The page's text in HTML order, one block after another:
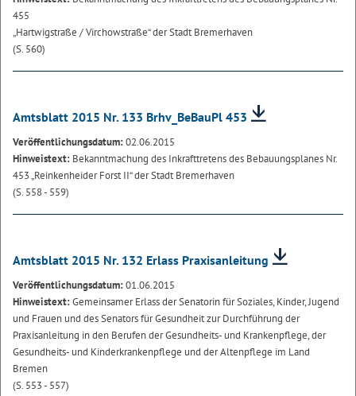
455
„Hartwigstraße / Virchowstraße“ der Stadt Bremerhaven
(S. 560)
Amtsblatt 2015 Nr. 133 Brhv_BeBauPl 453
Veröffentlichungsdatum:02.06.2015
Hinweistext: Bekanntmachung des Inkrafttretens des Bebauungsplanes Nr.
453 „Reinkenheider Forst II“ der Stadt Bremerhaven
(S. 558 - 559)
Amtsblatt 2015 Nr. 132 Erlass Praxisanleitung
Veröffentlichungsdatum:01.06.2015
Hinweistext:Gemeinsamer Erlass der Senatorin für Soziales, Kinder, Jugend
und Frauen und des Senators für Gesundheit zur Durchführung der
Praxisanleitung in den Berufen der Gesundheits- und Krankenpflege, der
Gesundheits- und Kinderkrankenpflege und der Altenpflege im Land
Bremen
(S. 553 - 557)